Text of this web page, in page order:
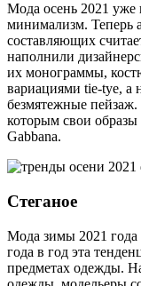
Мода осень 2021 уже
минимализм. Теперь
составляющих
наполнили
их монограммы,
вариациями tie-tye, а
безмятежные
которым свои
Gabbana.
Стеганое
Мода зимы 2021 года
года в год эта
предметах одежды.